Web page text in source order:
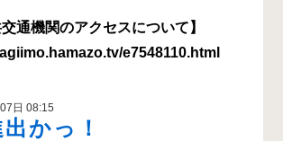
交通機関のアクセスについて】
e7548110.html
日 08:15
かっ！